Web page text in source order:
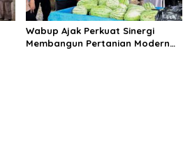
Wabup Ajak Perkuat Sinergi
Membangun Pertanian Modern